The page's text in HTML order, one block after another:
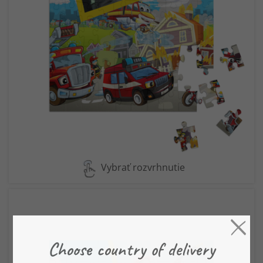
Vybrať rozvrhnutie